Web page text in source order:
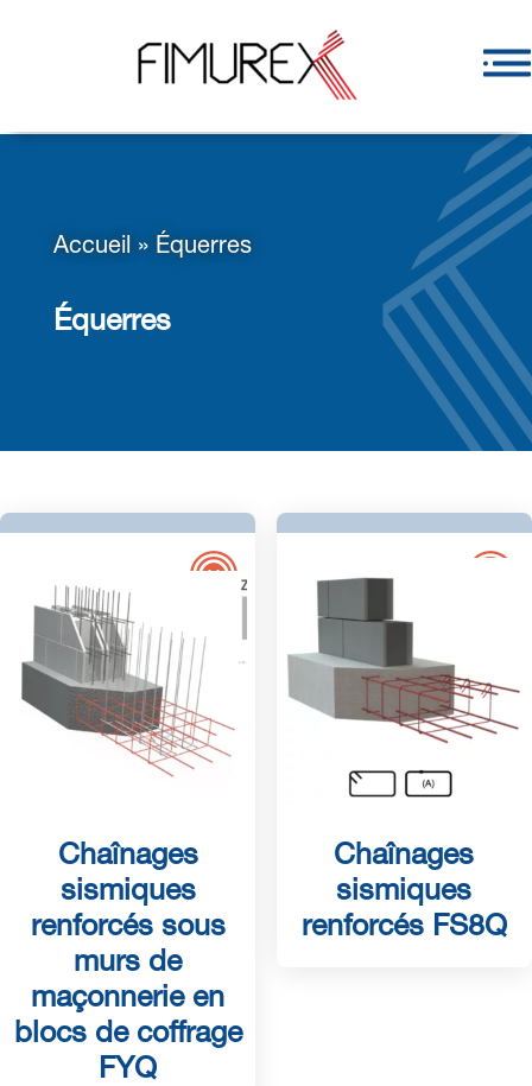
Accueil » Équerres
Équerres
Chaînages
sismiques
renforcés sous
murs de
maçonnerie en
blocs de coffrage
FYQ
Chaînages
sismiques
renforcés FS8Q